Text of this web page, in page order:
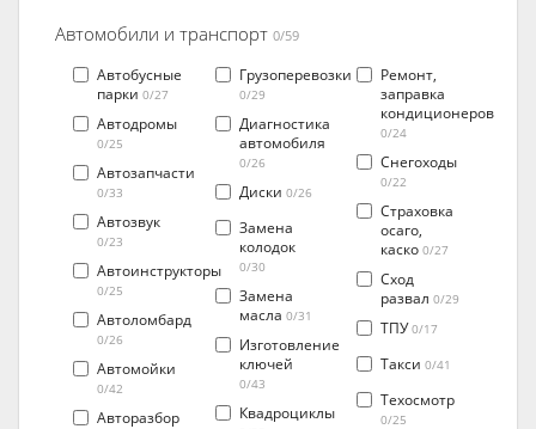
Автомобили и транспорт 0/59
Автобусные
парки 0/27
Автодромы
0/25
Автозапчасти
0/33
Автозвук
0/23
Автоинструкторы
0/25
Автоломбард
0/26
Автомойки
0/42
Авторазбор
Грузоперевозки
0/29
Диагностика
автомобиля
0/26
Диски 0/26
Замена
колодок
0/30
Замена
масла 0/31
Изготовление
ключей
0/43
Квадроциклы
Ремонт,
заправка
кондиционеров
0/24
Снегоходы
0/22
Страховка
осаго,
каско0/27
Сход
развал0/29
ТПУ0/17
Такси0/41
Техосмотр
0/25